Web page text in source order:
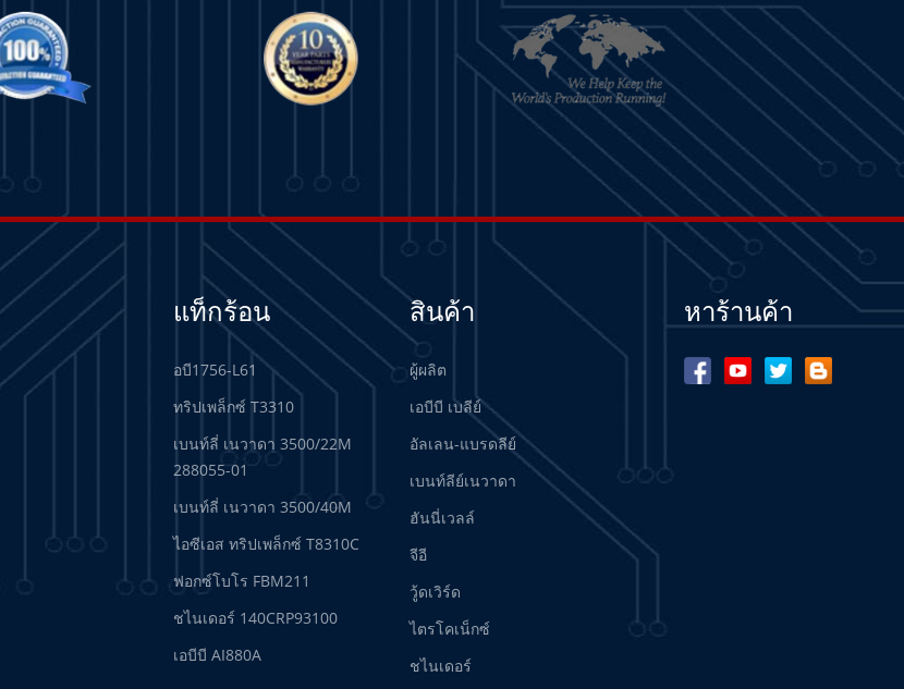
แท็กร้อน
อบี1756-L61
ทริปเพล็กซ์ T3310
เบนท์ลี่ เนวาดา 3500/22M
288055-01
เบนท์ลี่ เนวาดา 3500/40M
ไอซีเอส ทริปเพล็กซ์ T8310C
ฟอกซ์โบโร FBM211
ชไนเดอร์ 140CRP93100
เอบีบี AI880A
สินค้า
ผู้ผลิต
เอบีบี เบลีย์
อัลเลน-แบรดลีย์
เบนท์ลีย์เนวาดา
ฮันนี่เวลล์
จีอี
วู้ดเวิร์ด
ไตรโคเน็กซ์
ชไนเดอร์
หาร้านค้า